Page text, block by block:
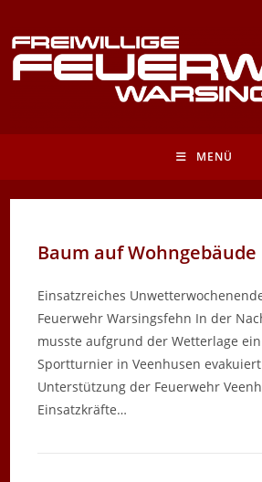
Inhalt
springen
MENÜ
Baum auf Wohngebäude
Einsatzreiches
Feuerwehr Warsingsfehn In der
musste aufgrund der Wetterlage
Sportturnier in Veenhusen
Unterstützung der Feuerwehr
Einsatzkräfte…